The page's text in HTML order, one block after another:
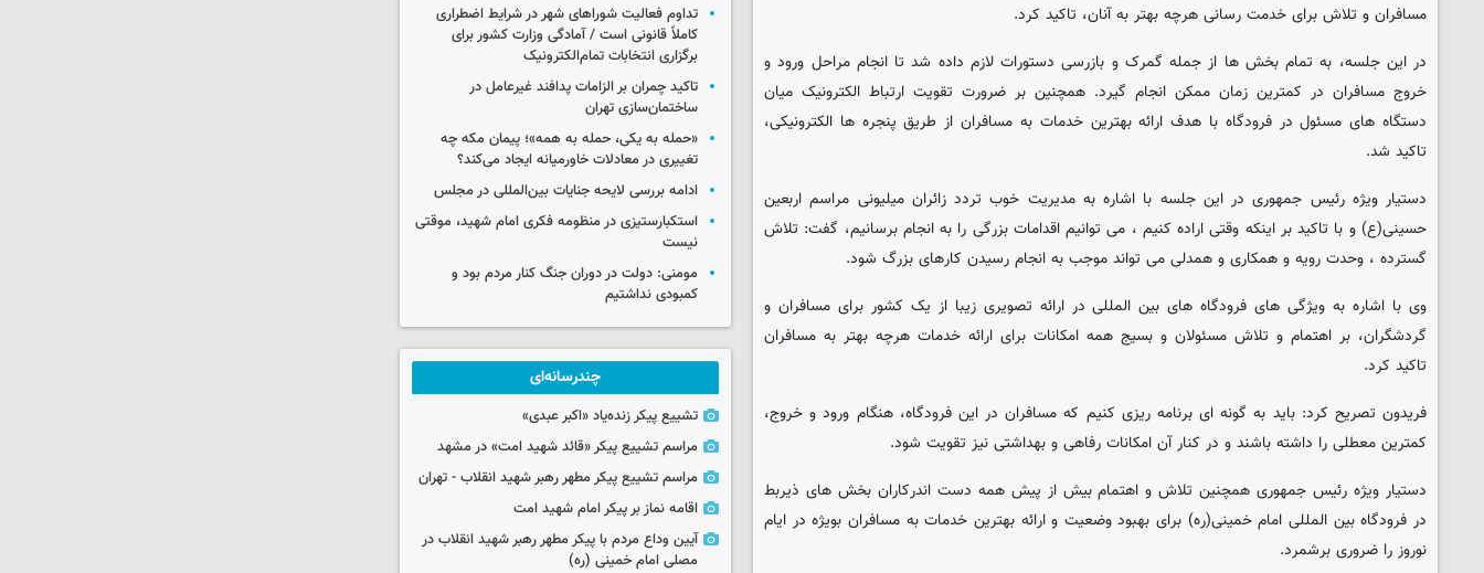
مسافران و تلاش برای خدمت رسانی هرچه بهتر به آنان، تاکید کرد.
در این جلسه، به تمام بخش ها از جمله گمرک و بازرسی دستورات لازم داده شد تا انجام مراحل ورود و
خروج مسافران در کمترین زمان ممکن انجام گیرد. همچنین بر ضرورت تقویت ارتباط الکترونیک میان
دستگاه های مسئول در فرودگاه با هدف ارائه بهترین خدمات به مسافران از طریق پنجره ها الکترونیکی،
تاکید شد.
دستیار ویژه رئیس جمهوری در این جلسه با اشاره به مدیریت خوب تردد زائران میلیونی مراسم اربعین
حسینی(ع) و با تاکید بر اینکه وقتی اراده کنیم ، می توانیم اقدامات بزرگی را به انجام برسانیم، گفت: تلاش
گسترده ، وحدت رویه و همکاری و همدلی می تواند موجب به انجام رسیدن کارهای بزرگ شود.
وی با اشاره به ویژگی های فرودگاه های بین المللی در ارائه تصویری زیبا از یک کشور برای مسافران و
گردشگران، بر اهتمام و تلاش مسئولان و بسیج همه امکانات برای ارائه خدمات هرچه بهتر به مسافران
تاکید کرد.
فریدون تصریح کرد: باید به گونه ای برنامه ریزی کنیم که مسافران در این فرودگاه، هنگام ورود و خروج،
کمترین معطلی را داشته باشند و در کنار آن امکانات رفاهی و بهداشتی نیز تقویت شود.
دستیار ویژه رئیس جمهوری همچنین تلاش و اهتمام بیش از پیش همه دست اندرکاران بخش های ذیربط
در فرودگاه بین المللی امام خمینی(ره) برای بهبود وضعیت و ارائه بهترین خدمات به مسافران بویژه در ایام
نوروز را ضروری برشمرد.
تداوم فعالیت شوراهای شهر در شرایط اضطراری
کاملاً قانونی است / آمادگی وزارت کشور برای
برگزاری انتخابات تمام‌الکترونیک
تاکید چمران بر الزامات پدافند غیرعامل در
ساختمان‌سازی تهران
«حمله به یکی، حمله به همه»؛ پیمان مکه چه
تغییری در معادلات خاورمیانه ایجاد می‌کند؟
ادامه بررسی لایحه جنایات بین‌المللی در مجلس
استکبارستیزی در منظومه فکری امام شهید، موقتی
نیست
مومنی: دولت در دوران جنگ کنار مردم بود و
کمبودی نداشتیم
چندرسانه‌ای
تشییع پیکر زنده‌یاد «اکبر عبدی»
مراسم تشییع پیکر «قائد شهید امت» در مشهد
مراسم تشییع پیکر مطهر رهبر شهید انقلاب - تهران
اقامه نماز بر پیکر امام شهید امت
آیین وداع مردم با پیکر مطهر رهبر شهید انقلاب در
مصلی امام خمینی (ره)